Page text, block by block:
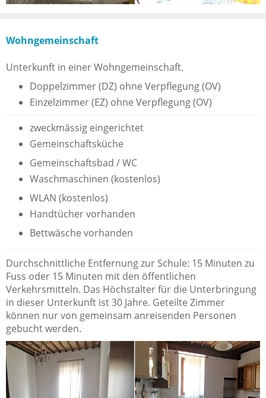
Wohngemeinschaft
Unterkunft in einer Wohngemeinschaft.
Doppelzimmer (DZ) ohne Verpflegung (OV)
Einzelzimmer (EZ) ohne Verpflegung (OV)
zweckmässig eingerichtet
Gemeinschaftsküche
Gemeinschaftsbad / WC
Waschmaschinen (kostenlos)
WLAN (kostenlos)
Handtücher vorhanden
Bettwäsche vorhanden
Durchschnittliche Entfernung zur Schule: 15 Minuten zu
Fuss oder 15 Minuten mit den öffentlichen
Verkehrsmitteln. Das Höchstalter für die Unterbringung
in dieser Unterkunft ist 30 Jahre. Geteilte Zimmer
können nur von gemeinsam anreisenden Personen
gebucht werden.